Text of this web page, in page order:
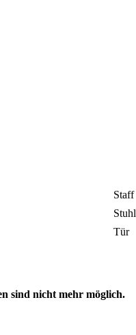
Staff
Stuhl
Tür
sind nicht mehr möglich.